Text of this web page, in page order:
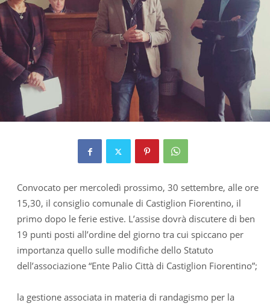
Convocato per mercoledì prossimo, 30 settembre, alle ore
15,30, il consiglio comunale di Castiglion Fiorentino, il
primo dopo le ferie estive. L’assise dovrà discutere di ben
19 punti posti all’ordine del giorno tra cui spiccano per
importanza quello sulle modifiche dello Statuto
dell’associazione “Ente Palio Città di Castiglion Fiorentino”;
la gestione associata in materia di randagismo per la